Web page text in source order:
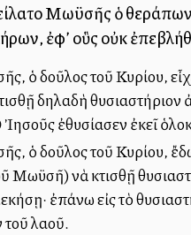
Μωϋσῆς ὁ
ἐφ’ οὓς οὐκ
ὁ δοῦλος τοῦ Κυρίου,
δηλαδὴ θυσιαστήριον
ἐθυσίασεν ἐκεῖ
ὁ δοῦλος τοῦ Κυρίου,
Μωϋσῆ) νὰ κτισθῇ
ἐπάνω εἰς τὸ
τοῦ λαοῦ.